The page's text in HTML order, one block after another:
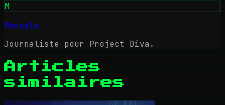
M
Mooogle
Journaliste pour Project Diva.
Articles
similaires